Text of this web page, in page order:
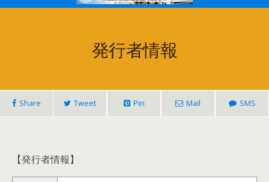
発行者情報
Share Tweet Pin Mail SMS
【発行者情報】